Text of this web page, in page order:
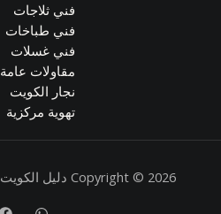
فني ثلاجات
فني طباخات
فني غسلات
مقاولات عامة
نجار الكويت
تهوية مركزية
Copyright © 2026 دليل الكويت |